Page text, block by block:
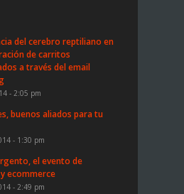
del cerebro reptiliano en
de carritos
a través del email
- 2:05 pm
buenos aliados para tu
- 1:30 pm
el evento de
ecommerce
- 2:49 pm